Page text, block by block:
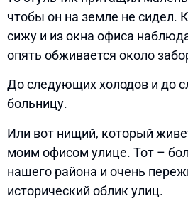
чтобы он на земле не сидел.
сижу и из окна офиса
опять обживается около
До следующих холодов и до
больницу.
Или вот нищий, который
моим офисом улице. Тот –
нашего района и очень
исторический облик улиц.